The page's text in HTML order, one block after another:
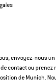
envoyez-nous
contact ou prenez
de Munich.